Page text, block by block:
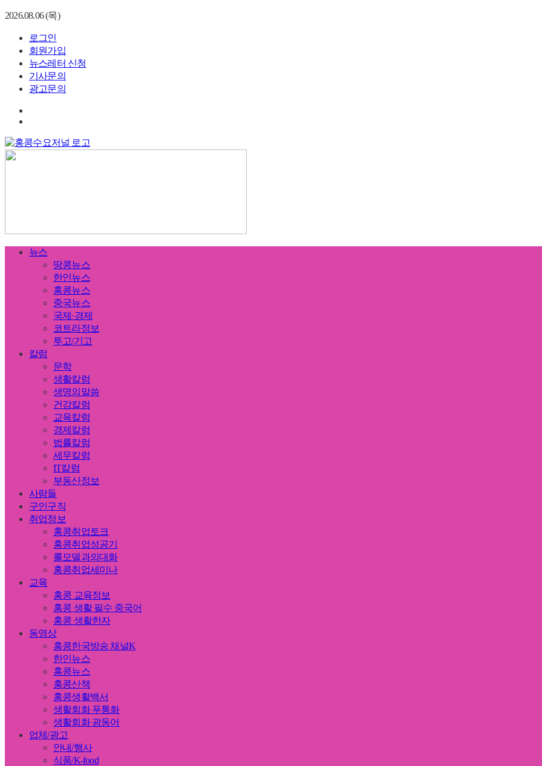
2026.08.06 (목)
로그인
회원가입
뉴스레터 신청
기사문의
광고문의
뉴스
땅콩뉴스
한인뉴스
홍콩뉴스
중국뉴스
국제·경제
코트라정보
투고/기고
칼럼
문학
생활칼럼
생명의말씀
건강칼럼
교육칼럼
경제칼럼
법률칼럼
세무칼럼
IT칼럼
부동산정보
사람들
구인구직
취업정보
홍콩취업토크
홍콩취업성공기
롤모델과의대화
홍콩취업세미나
교육
홍콩 교육정보
홍콩 생활 필수 중국어
홍콩 생활한자
동영상
홍콩한국방송 채널K
한인뉴스
홍콩뉴스
홍콩산책
홍콩생활백서
생활회화 푸통화
생활회화 광동어
업체/광고
안내/행사
식품/K-food